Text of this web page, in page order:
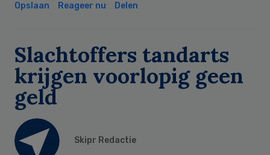
Opslaan Reageer nu Delen
Slachtoffers tandarts
krijgen voorlopig geen
geld
Skipr Redactie